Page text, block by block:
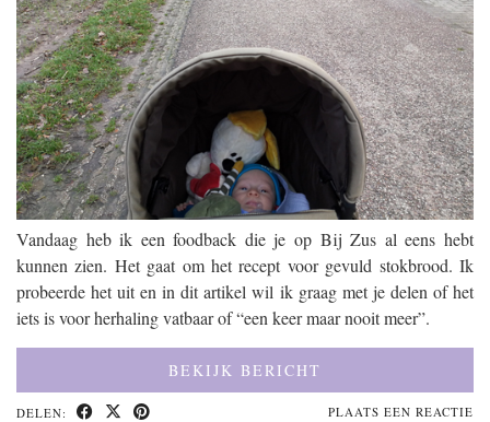
Vandaag heb ik een foodback die je op Bij Zus al eens hebt
kunnen zien. Het gaat om het recept voor gevuld stokbrood. Ik
probeerde het uit en in dit artikel wil ik graag met je delen of het
iets is voor herhaling vatbaar of “een keer maar nooit meer”.
BEKIJK BERICHT
DELEN: PLAATS EEN REACTIE